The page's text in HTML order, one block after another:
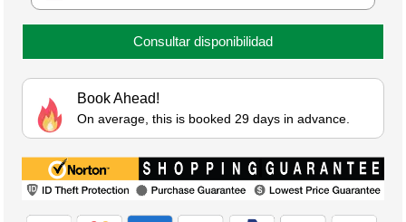
Consultar disponibilidad
Book Ahead!
On average, this is booked 29 days in advance.